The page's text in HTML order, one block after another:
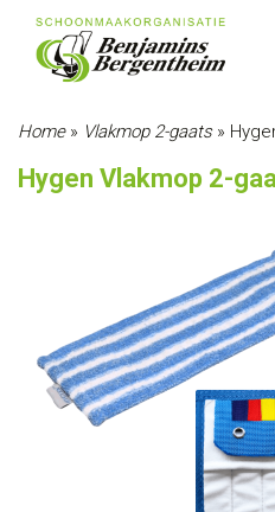
Home» Vlakmop 2-gaats»
Hygen Vlakmop 2-